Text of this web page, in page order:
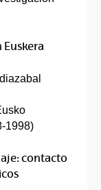
1998)
contacto